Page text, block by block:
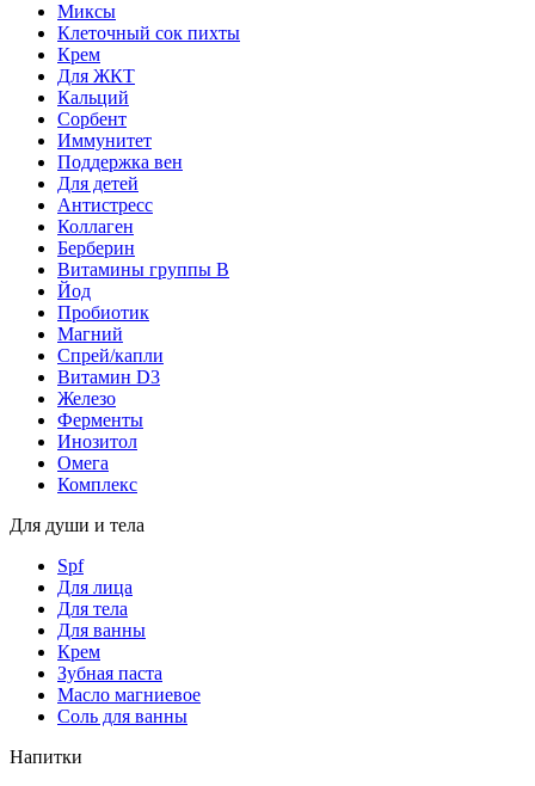
Миксы
Клеточный сок пихты
Крем
Для ЖКТ
Кальций
Сорбент
Иммунитет
Поддержка вен
Для детей
Антистресс
Коллаген
Берберин
Витамины группы B
Йод
Пробиотик
Магний
Спрей/капли
Витамин D3
Железо
Ферменты
Инозитол
Омега
Комплекс
Для души и тела
Spf
Для лица
Для тела
Для ванны
Крем
Зубная паста
Масло магниевое
Соль для ванны
Напитки